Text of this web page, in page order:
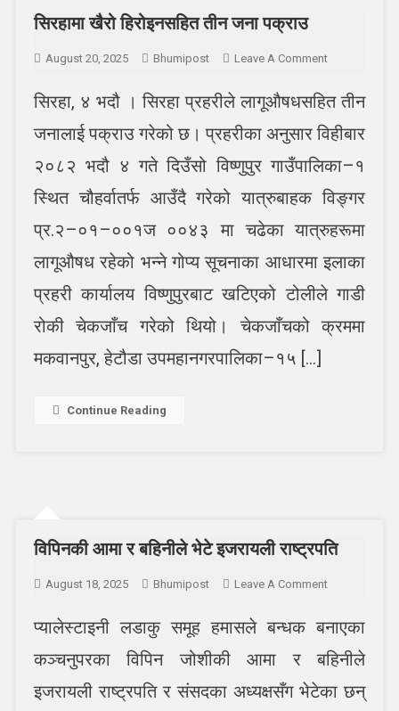
सिरहामा खैरो हिरोइनसहित तीन जना पक्राउ
August 20, 2025 Bhumipost Leave A CommentOn
खैरो
तीन
जना
सिरहा, ४ भदौ । सिरहा प्रहरीले लागूऔषधसहित तीन
जनालाई पक्राउ गरेको छ। प्रहरीका अनुसार विहीबार
२०८२ भदौ ४ गते दिउँसो विष्णुपुर गाउँपालिका–१
स्थित चौहर्वातर्फ आउँदै गरेको यात्रुबाहक विङ्गर
प्र.२–०१–००१ज ००४३ मा चढेका यात्रुहरूमा
लागूऔषध रहेको भन्ने गोप्य सूचनाका आधारमा इलाका
प्रहरी कार्यालय विष्णुपुरबाट खटिएको टोलीले गाडी
रोकी चेकजाँच गरेको थियो। चेकजाँचको क्रममा
मकवानपुर, हेटौडा उपमहानगरपालिका–१५ […]
Continue Reading
विपिनकी आमा र बहिनीले भेटे इजरायली राष्ट्रपति
August 18, 2025 Bhumipost Leave A CommentOn
आमा
बहिनीले
भेटे
प्यालेस्टाइनी लडाकु समूह हमासले बन्धक बनाएका
कञ्चनुपरका विपिन जोशीकी आमा र बहिनीले
इजरायली राष्ट्रपति र संसदका अध्यक्षसँग भेटेका छन्